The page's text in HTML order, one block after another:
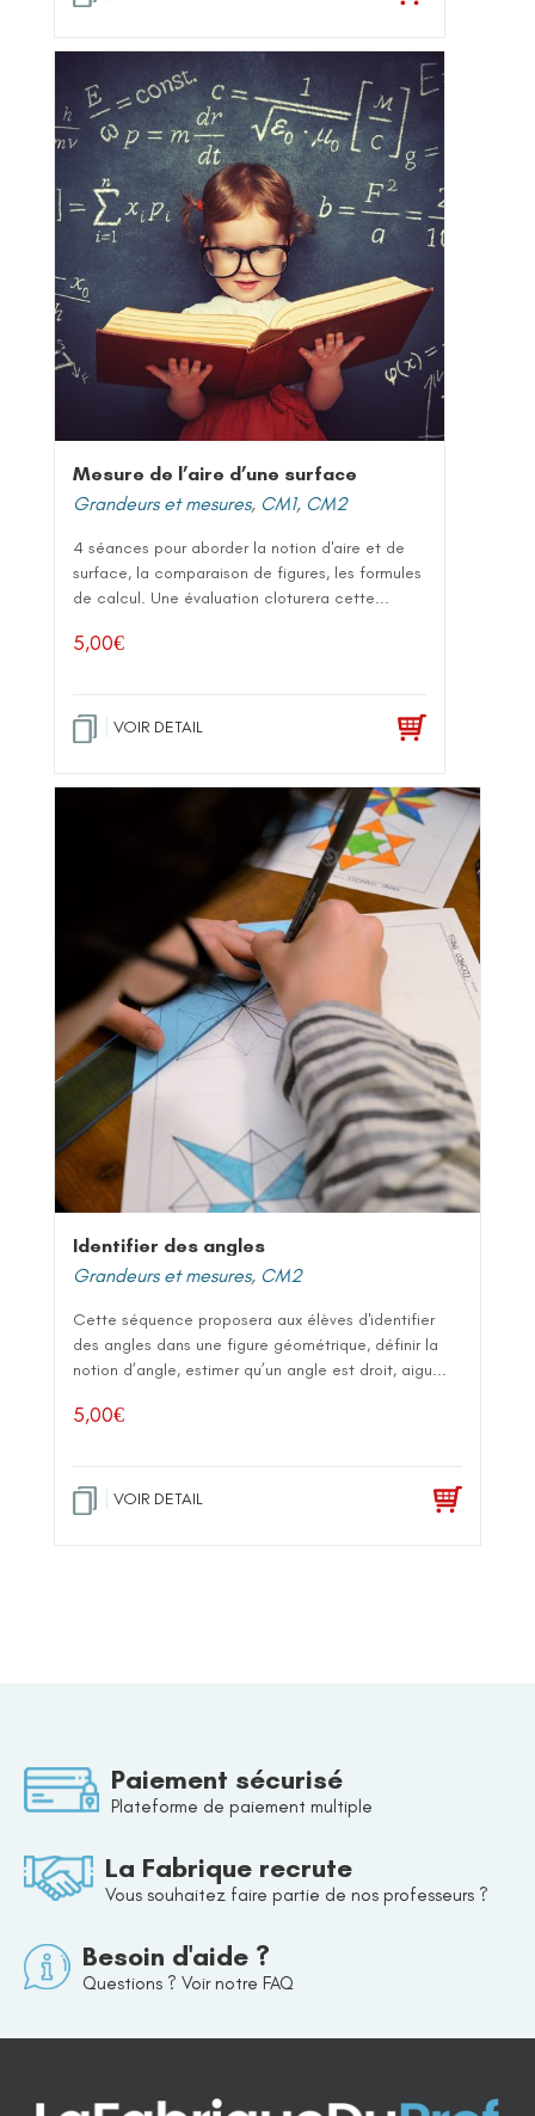
Mesure de l’aire d’une surface
Grandeurs et mesures, CM1, CM2
4 séances pour aborder la notion d'aire et de
surface, la comparaison de figures, les formules
de calcul. Une évaluation cloturera cette...
5,00€
VOIR DETAIL
Identifier des angles
Grandeurs et mesures, CM2
Cette séquence proposera aux élèves d'identifier
des angles dans une figure géométrique, définir la
notion d’angle, estimer qu’un angle est droit, aigu...
5,00€
VOIR DETAIL
Paiement sécurisé
Plateforme de paiement multiple
La Fabrique recrute
Vous souhaitez faire partie de nos professeurs ?
Besoin d'aide ?
Questions ? Voir notre FAQ